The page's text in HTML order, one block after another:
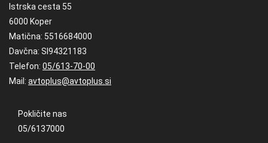
Istrska cesta 55
6000 Koper
Matična: 5516684000
Davčna: SI94321183
Telefon: 05/613-70-00
Mail: avtoplus@avtoplus.si
Pokličite nas
05/6137000